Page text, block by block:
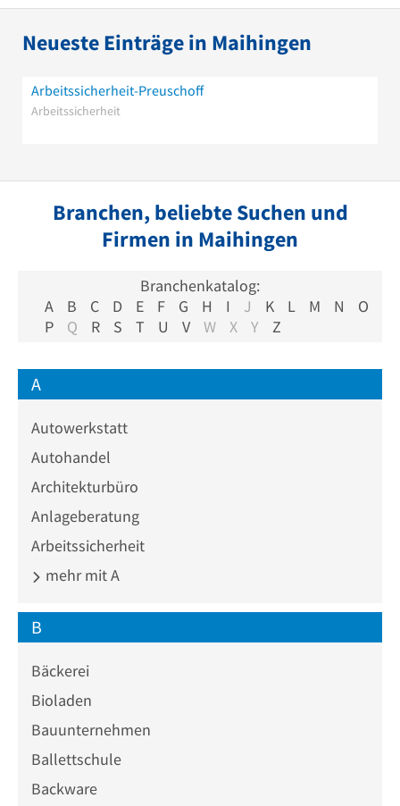
Neueste Einträge in Maihingen
Arbeitssicherheit-Preuschoff
Arbeitssicherheit
Branchen, beliebte Suchen und
Firmen in Maihingen
Branchenkatalog:
A
B C D E F G H I J K L M N
O
P
Q R S T U V W X Y Z
A
Autowerkstatt
Autohandel
Architekturbüro
Anlageberatung
Arbeitssicherheit
mehr mit A
B
Bäckerei
Bioladen
Bauunternehmen
Ballettschule
Backware